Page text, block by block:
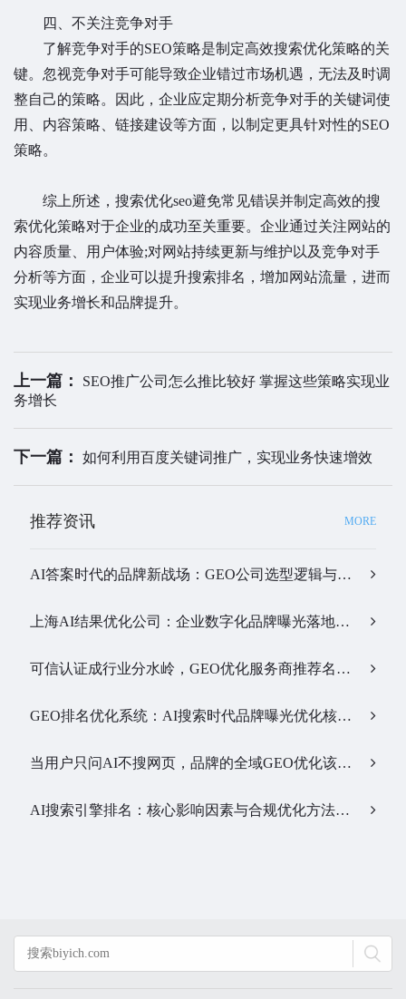
四、不关注竞争对手
了解竞争对手的SEO策略是制定高效搜索优化策略的关
键。忽视竞争对手可能导致企业错过市场机遇，无法及时调
整自己的策略。因此，企业应定期分析竞争对手的关键词使
用、内容策略、链接建设等方面，以制定更具针对性的SEO
策略。
综上所述，搜索优化seo避免常见错误并制定高效的搜
索优化策略对于企业的成功至关重要。企业通过关注网站的
内容质量、用户体验;对网站持续更新与维护以及竞争对手
分析等方面，企业可以提升搜索排名，增加网站流量，进而
实现业务增长和品牌提升。
上一篇：
SEO推广公司怎么推比较好 掌握这些策略实现业
务增长
下一篇： 如何利用百度关键词推广，实现业务快速增效
推荐资讯 MORE
AI答案时代的品牌新战场：GEO公司选型逻辑与实战观察…
上海AI结果优化公司：企业数字化品牌曝光落地全解析…
可信认证成行业分水岭，GEO优化服务商推荐名单有了新答案…
GEO排名优化系统：AI搜索时代品牌曝光优化核心工具…
当用户只问AI不搜网页，品牌的全域GEO优化该交给谁？…
AI搜索引擎排名：核心影响因素与合规优化方法…